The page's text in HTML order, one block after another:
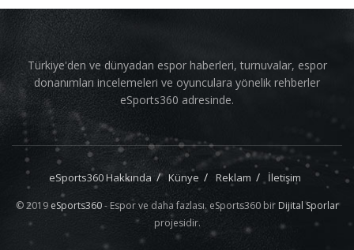
Türkiye'den ve dünyadan espor haberleri, turnuvalar, espor
donanımları incelemeleri ve oyunculara yönelik rehberler
eSports360 adresinde.
eSports360 Hakkında Künye Reklam İletişim
© 2019 eSports360- Espor ve daha fazlası. eSports360 bir Dijital Sporlar
projesidir.